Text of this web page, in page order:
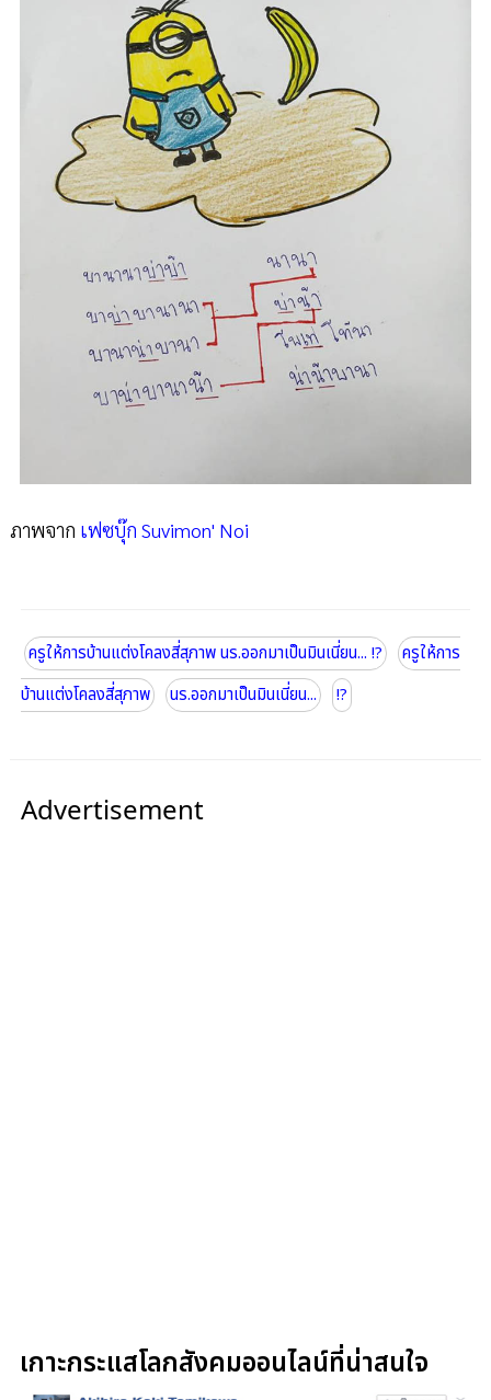
ภาพจาก เฟซบุ๊ก Suvimon' Noi
ครูให้การบ้านแต่งโคลงสี่สุภาพ นร.ออกมาเป็นมินเนี่ยน... !?
ครูให้การ
บ้านแต่งโคลงสี่สุภาพ
นร.ออกมาเป็นมินเนี่ยน... !?
Advertisement
เกาะกระแสโลกสังคมออนไลน์ที่น่าสนใจ